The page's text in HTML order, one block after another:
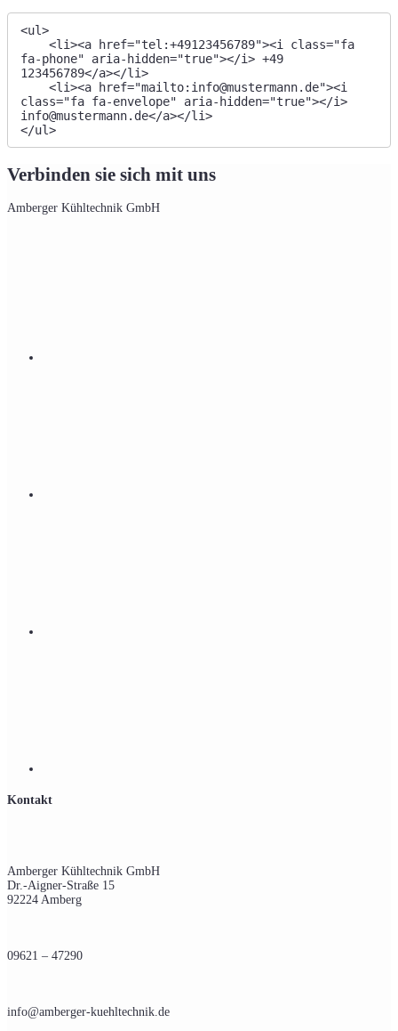
<ul>
fa-phone" aria-hidden="true"></i> +49
123456789</a></li>
class="fa fa-envelope" aria-hidden="true"></i>
info@mustermann.de</a></li>
</ul>
Verbinden sie sich mit uns
Amberger Kühltechnik GmbH
Kontakt
Amberger Kühltechnik GmbH
Dr.-Aigner-Straße 15
92224 Amberg
09621 – 47290
info@amberger-kuehltechnik.de